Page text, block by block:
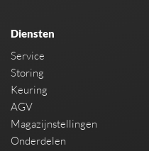
Diensten
Service
Storing
Keuring
AGV
Magazijnstellingen
Onderdelen